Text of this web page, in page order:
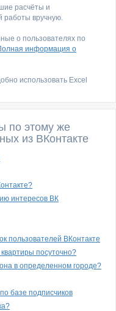
расчёты и
работы вручную.
о пользователях по
информация о
использовать Excel
по этому же
из ВКонтакте
интересов ВК
пользователей ВКонтакте
посуточно?
в определенном городе?
базе подписчиков